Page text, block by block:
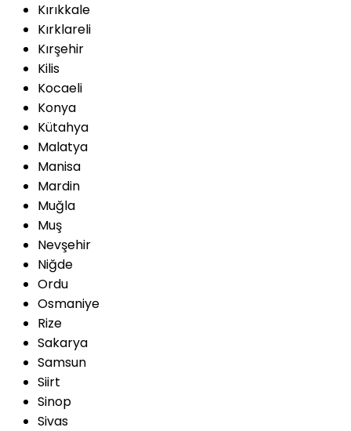
Kırıkkale
Kırklareli
Kırşehir
Kilis
Kocaeli
Konya
Kütahya
Malatya
Manisa
Mardin
Muğla
Muş
Nevşehir
Niğde
Ordu
Osmaniye
Rize
Sakarya
Samsun
Siirt
Sinop
Sivas